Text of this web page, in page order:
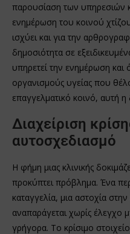
παρουσίαση των υπηρεσιών
ενημέρωση του κοινού
ισχύει και για την
δημοσιότητα σε
υπηρετεί την ενημέρωση και
οργανισμούς υγείας που
επαγγελματικό κοινό, αυτή η
Διαχείριση
αυτοσχεδιασμό
Η φήμη μιας κλινικής
προκύπτει πρόβλημα. Ένα
καταγγελία, μια αστοχία
αναπαράγεται χωρίς
γρήγορα. Το κρίσιμο